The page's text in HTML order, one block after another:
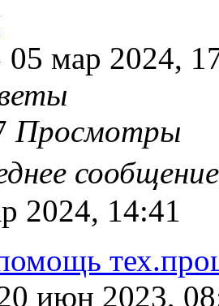
05 мар 2024,
Просмотры
2024, 14:41
июн 2023,